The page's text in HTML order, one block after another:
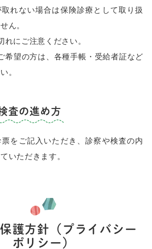
れない場合は保険診療として取り扱
ん。
にご注意ください。
希望の方は、各種手帳・受給者証など
。
査の進め方
をご記入いただき、診察や検査の内
いただきます。
護方針（プライバシー
ポリシー）